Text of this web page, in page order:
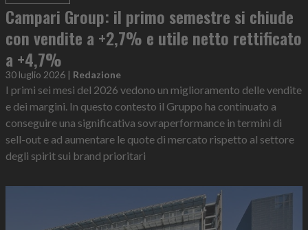
Campari Group: il primo semestre si chiude
con vendite a +2,7% e utile netto rettificato
a +4,7%
30 luglio 2026 | Redazione
I primi sei mesi del 2026 vedono un miglioramento delle vendite
e dei margini. In questo contesto il Gruppo ha continuato a
conseguire una significativa sovraperformance in termini di
sell-out e ad aumentare le quote di mercato rispetto al settore
degli spirit sui brand prioritari